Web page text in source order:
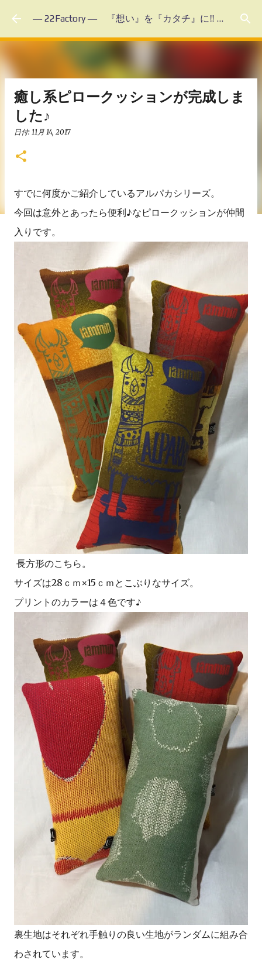
スキップしてメイン コンテンツに移動 ― 22Factory ― 『想い』を『カタチ』に‼ 未体験のフルオーダーメイド
癒し系ピロークッションが完成しま
した♪
日付: 11月 14, 2017
すでに何度かご紹介しているアルパカシリーズ。
今回は意外とあったら便利♪なピロークッションが仲間
入りです。
長方形のこちら。
サイズは28ｃｍ×15ｃｍとこぶりなサイズ。
プリントのカラーは４色です♪
裏生地はそれぞれ手触りの良い生地がランダムに組み合
わされています。